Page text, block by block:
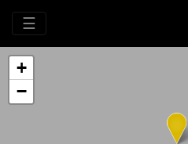
☰
+
−